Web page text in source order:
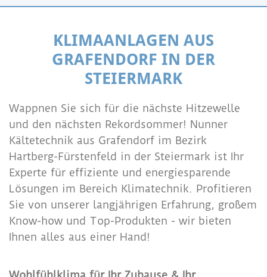
KLIMAANLAGEN AUS
GRAFENDORF IN DER
STEIERMARK
Wappnen Sie sich für die nächste Hitzewelle
und den nächsten Rekordsommer! Nunner
Kältetechnik aus Grafendorf im Bezirk
Hartberg-Fürstenfeld in der Steiermark ist Ihr
Experte für effiziente und energiesparende
Lösungen im Bereich Klimatechnik. Profitieren
Sie von unserer langjährigen Erfahrung, großem
Know-how und Top-Produkten - wir bieten
Ihnen alles aus einer Hand!